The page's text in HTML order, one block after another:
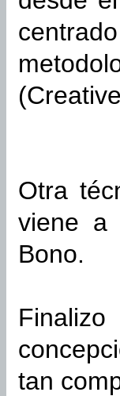
Otra
viene a
Bono.
tan